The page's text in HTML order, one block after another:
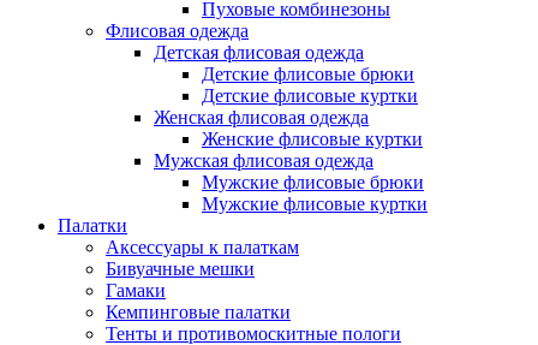
Пуховые комбинезоны
Флисовая одежда
Детская флисовая одежда
Детские флисовые брюки
Детские флисовые куртки
Женская флисовая одежда
Женские флисовые куртки
Мужская флисовая одежда
Мужские флисовые брюки
Мужские флисовые куртки
Палатки
Аксессуары к палаткам
Бивуачные мешки
Гамаки
Кемпинговые палатки
Тенты и противомоскитные пологи